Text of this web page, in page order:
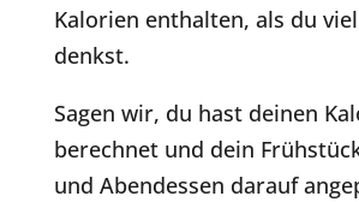
Kalorien enthalten, als du
denkst.
Sagen wir, du hast deinen
berechnet und dein
und Abendessen darauf